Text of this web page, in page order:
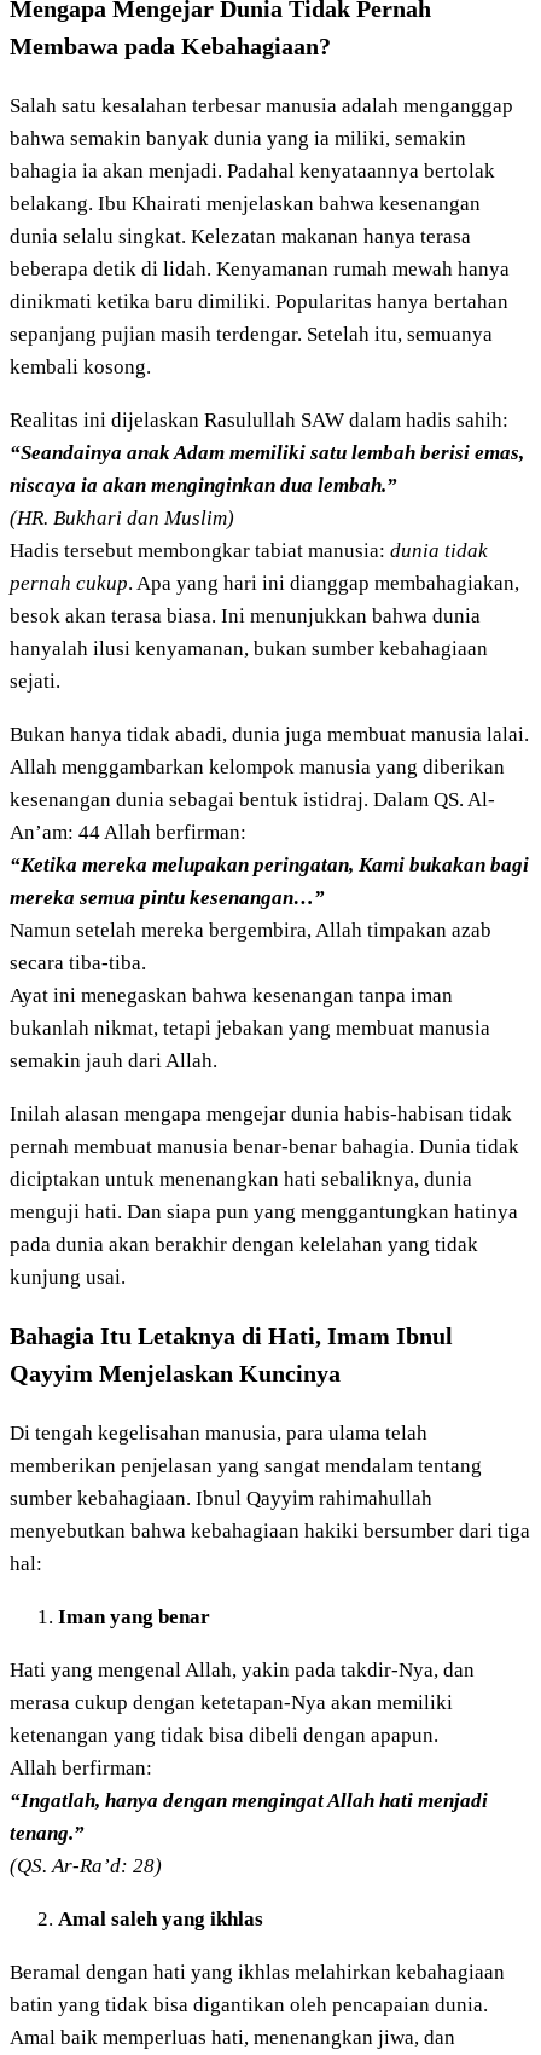
Mengapa Mengejar Dunia Tidak Pernah
Membawa pada Kebahagiaan?
Salah satu kesalahan terbesar manusia adalah menganggap
bahwa semakin banyak dunia yang ia miliki, semakin
bahagia ia akan menjadi. Padahal kenyataannya bertolak
belakang. Ibu Khairati menjelaskan bahwa kesenangan
dunia selalu singkat. Kelezatan makanan hanya terasa
beberapa detik di lidah. Kenyamanan rumah mewah hanya
dinikmati ketika baru dimiliki. Popularitas hanya bertahan
sepanjang pujian masih terdengar. Setelah itu, semuanya
kembali kosong.
Realitas ini dijelaskan Rasulullah SAW dalam hadis sahih:
“Seandainya anak Adam memiliki satu lembah berisi emas,
niscaya ia akan menginginkan dua lembah.”
(HR. Bukhari dan Muslim)
Hadis tersebut membongkar tabiat manusia: dunia tidak
pernah cukup. Apa yang hari ini dianggap membahagiakan,
besok akan terasa biasa. Ini menunjukkan bahwa dunia
hanyalah ilusi kenyamanan, bukan sumber kebahagiaan
sejati.
Bukan hanya tidak abadi, dunia juga membuat manusia lalai.
Allah menggambarkan kelompok manusia yang diberikan
kesenangan dunia sebagai bentuk istidraj. Dalam QS. Al-
An’am: 44 Allah berfirman:
“Ketika mereka melupakan peringatan, Kami bukakan bagi
mereka semua pintu kesenangan…”
Namun setelah mereka bergembira, Allah timpakan azab
secara tiba-tiba.
Ayat ini menegaskan bahwa kesenangan tanpa iman
bukanlah nikmat, tetapi jebakan yang membuat manusia
semakin jauh dari Allah.
Inilah alasan mengapa mengejar dunia habis-habisan tidak
pernah membuat manusia benar-benar bahagia. Dunia tidak
diciptakan untuk menenangkan hati sebaliknya, dunia
menguji hati. Dan siapa pun yang menggantungkan hatinya
pada dunia akan berakhir dengan kelelahan yang tidak
kunjung usai.
Bahagia Itu Letaknya di Hati, Imam Ibnul
Qayyim Menjelaskan Kuncinya
Di tengah kegelisahan manusia, para ulama telah
memberikan penjelasan yang sangat mendalam tentang
sumber kebahagiaan. Ibnul Qayyim rahimahullah
menyebutkan bahwa kebahagiaan hakiki bersumber dari tiga
hal:
Iman yang benar
Hati yang mengenal Allah, yakin pada takdir-Nya, dan
merasa cukup dengan ketetapan-Nya akan memiliki
ketenangan yang tidak bisa dibeli dengan apapun.
Allah berfirman:
“Ingatlah, hanya dengan mengingat Allah hati menjadi
tenang.”
(QS. Ar-Ra’d: 28)
Amal saleh yang ikhlas
Beramal dengan hati yang ikhlas melahirkan kebahagiaan
batin yang tidak bisa digantikan oleh pencapaian dunia.
Amal baik memperluas hati, menenangkan jiwa, dan